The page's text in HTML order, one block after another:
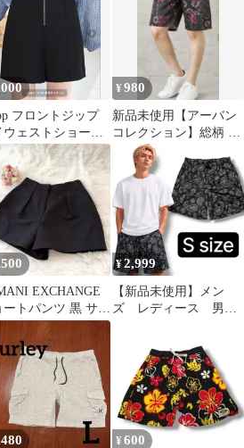
フロントジップ
ウェストショート
¥980
新品未使用【アーバン
コレクション】総柄 パ
ッチワーク風 ショート
パンツ
EXCHANGE
ートパンツ 黒 サイ
¥2,999
【新品未使用】メン
ズ レディース 男女
ショートパンツ ④⑥
¥ 600